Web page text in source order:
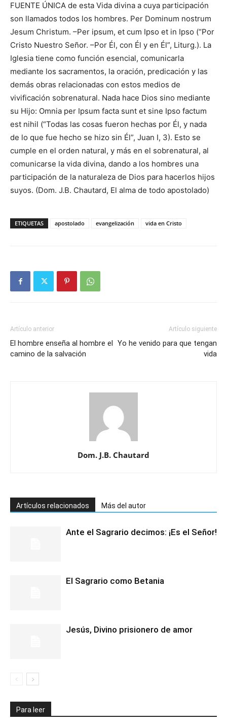
FUENTE ÚNICA de esta Vida divina a cuya participación
son llamados todos los hombres. Per Dominum nostrum
Jesum Christum. –Per ipsum, et cum Ipso et in Ipso (“Por
Cristo Nuestro Señor. –Por Él, con Él y en Él”, Liturg.). La
Iglesia tiene como función esencial, comunicarla
mediante los sacramentos, la oración, predicación y las
demás obras relacionadas con estos medios de
vivificación sobrenatural. Nada hace Dios sino mediante
su Hijo: Omnia per Ipsum facta sunt et sine Ipso factum
est nihil (“Todas las cosas fueron hechas por Él, y nada
de lo que fue hecho se hizo sin Él”, Juan I, 3). Esto se
cumple en el orden natural, y más en el sobrenatural, al
comunicarse la vida divina, dando a los hombres una
participación de la naturaleza de Dios para hacerlos hijos
suyos. (Dom. J.B. Chautard, El alma de todo apostolado)
ETIQUETAS apostolado evangelización vida en Cristo
Artículo anterior
El hombre enseña al hombre el
camino de la salvación
Artículo siguiente
Yo he venido para que tengan
vida
Dom. J.B. Chautard
Artículos relacionados Más del autor
Ante el Sagrario decimos: ¡Es el Señor!
El Sagrario como Betania
Jesús, Divino prisionero de amor
Para leer